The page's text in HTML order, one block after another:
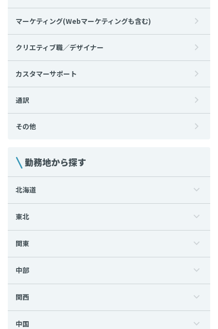
マーケティング(Webマーケティングも含む)
クリエティブ職／デザイナー
カスタマーサポート
通訳
その他
勤務地から探す
北海道
東北
関東
中部
関西
中国